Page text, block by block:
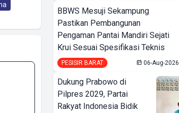
BBWS Mesuji Sekampung
Pastikan Pembangunan
Pengaman Pantai Mandiri Sejati
Krui Sesuai Spesifikasi Teknis
PESISIR BARAT 06-Aug-2026
Dukung Prabowo di
Pilpres 2029, Partai
Rakyat Indonesia Bidik